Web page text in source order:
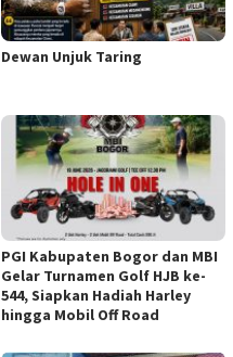
Dewan Unjuk Taring
PGI Kabupaten Bogor dan MBI
Gelar Turnamen Golf HJB ke-
544, Siapkan Hadiah Harley
hingga Mobil Off Road